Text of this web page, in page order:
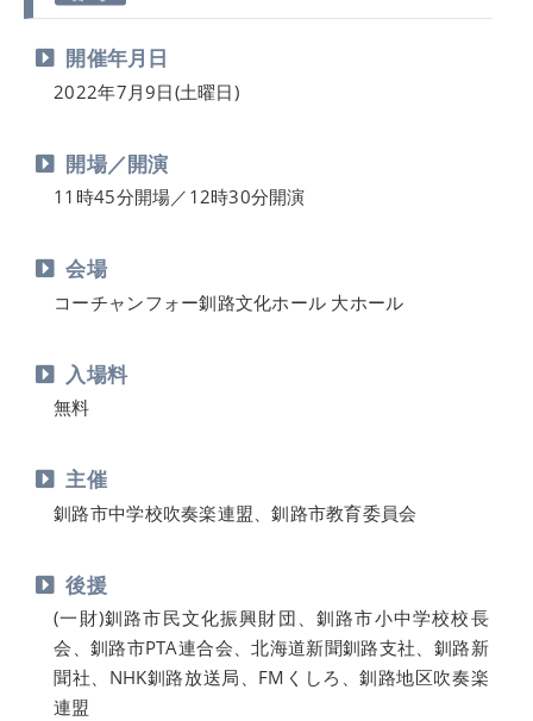
開催年月日
2022年7月9日(土曜日)
開場／開演
11時45分開場／12時30分開演
会場
コーチャンフォー釧路文化ホール 大ホール
入場料
無料
主催
釧路市中学校吹奏楽連盟、釧路市教育委員会
後援
(一財)釧路市民文化振興財団、釧路市小中学校校長
会、釧路市PTA連合会、北海道新聞釧路支社、釧路新
聞社、NHK釧路放送局、FMくしろ、釧路地区吹奏楽
連盟